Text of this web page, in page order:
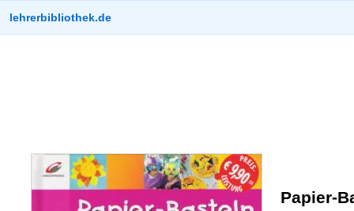
lehrerbibliothek.de
Papier-